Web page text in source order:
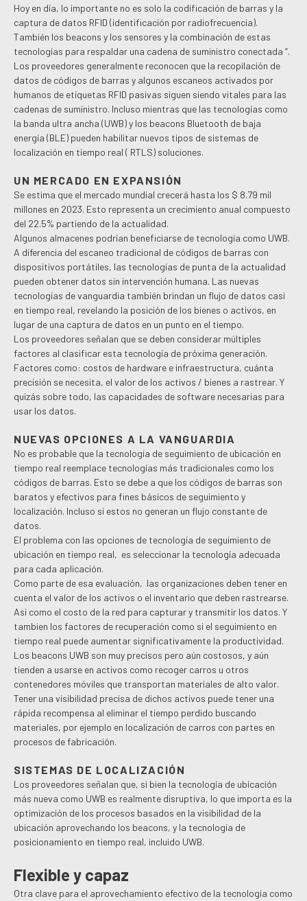
Hoy en día, lo importante no es solo la codificación de barras y la
captura de datos RFID (identificación por radiofrecuencia).
También los beacons y los sensores y la combinación de estas
tecnologías para respaldar una cadena de suministro conectada “.
Los proveedores generalmente reconocen que la recopilación de
datos de códigos de barras y algunos escaneos activados por
humanos de etiquetas RFID pasivas siguen siendo vitales para las
cadenas de suministro. Incluso mientras que las tecnologías como
la banda ultra ancha (UWB) y los beacons Bluetooth de baja
energía (BLE) pueden habilitar nuevos tipos de sistemas de
localización en tiempo real ( RTLS) soluciones.
UN MERCADO EN EXPANSIÓN
Se estima que el mercado mundial crecerá hasta los $ 8.79 mil
millones en 2023. Esto representa un crecimiento anual compuesto
del 22.5% partiendo de la actualidad.
Algunos almacenes podrían beneficiarse de tecnología como UWB.
A diferencia del escaneo tradicional de códigos de barras con
dispositivos portátiles, las tecnologías de punta de la actualidad
pueden obtener datos sin intervención humana. Las nuevas
tecnologías de vanguardia también brindan un flujo de datos casi
en tiempo real, revelando la posición de los bienes o activos, en
lugar de una captura de datos en un punto en el tiempo.
Los proveedores señalan que se deben considerar múltiples
factores al clasificar esta tecnología de próxima generación.
Factores como: costos de hardware e infraestructura, cuánta
precisión se necesita, el valor de los activos / bienes a rastrear. Y
quizás sobre todo, las capacidades de software necesarias para
usar los datos.
NUEVAS OPCIONES A LA VANGUARDIA
No es probable que la tecnología de seguimiento de ubicación en
tiempo real reemplace tecnologías más tradicionales como los
códigos de barras. Esto se debe a que los códigos de barras son
baratos y efectivos para fines básicos de seguimiento y
localización. Incluso si estos no generan un flujo constante de
datos.
El problema con las opciones de tecnología de seguimiento de
ubicación en tiempo real, es seleccionar la tecnología adecuada
para cada aplicación.
Como parte de esa evaluación, las organizaciones deben tener en
cuenta el valor de los activos o el inventario que deben rastrearse.
Asi como el costo de la red para capturar y transmitir los datos. Y
tambien los factores de recuperación como si el seguimiento en
tiempo real puede aumentar significativamente la productividad.
Los beacons UWB son muy precisos pero aún costosos, y aún
tienden a usarse en activos como recoger carros u otros
contenedores móviles que transportan materiales de alto valor.
Tener una visibilidad precisa de dichos activos puede tener una
rápida recompensa al eliminar el tiempo perdido buscando
materiales, por ejemplo en localización de carros con partes en
procesos de fabricación.
SISTEMAS DE LOCALIZACIÓN
Los proveedores señalan que, si bien la tecnología de ubicación
más nueva como UWB es realmente disruptiva, lo que importa es la
optimización de los procesos basados ​​en la visibilidad de la
ubicación aprovechando los beacons, y la tecnología de
posicionamiento en tiempo real, incluido UWB.
Flexible y capaz
Otra clave para el aprovechamiento efectivo de la tecnología como